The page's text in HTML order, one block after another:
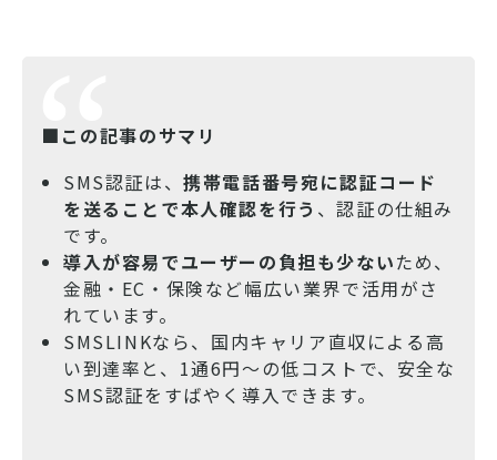
■この記事のサマリ
SMS認証は、携帯電話番号宛に認証コード
を送ることで本人確認を行う 、認証の仕組み
です。
導入が容易でユーザーの負担も少ないため、
金融・EC・保険など幅広い業界で活用がさ
れています。
SMSLINKなら、国内キャリア直収による高
い到達率と、1通6円～の低コストで、安全な
SMS認証をすばやく導入できます。